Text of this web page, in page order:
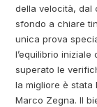
della velocità, dal
sfondo a chiare
unica prova
l’equilibrio
superato le
la migliore è stata
Marco Zegna. Il